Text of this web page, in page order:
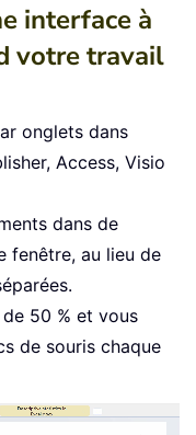
interface à
votre travail
onglets dans
Access, Visio
dans de
fenêtre, au lieu de
50 % et vous
de souris chaque